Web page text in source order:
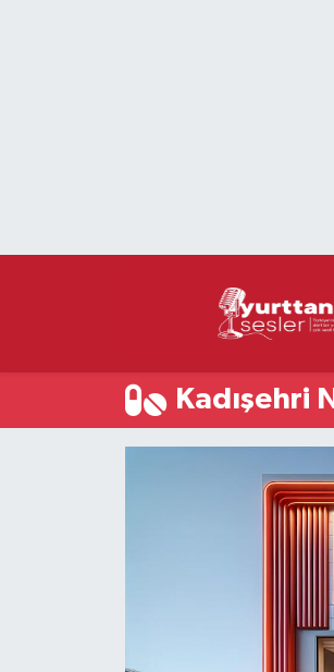
Kadışehri
Süper Lig Puan Durumu ve
Son Dakika Haberleri